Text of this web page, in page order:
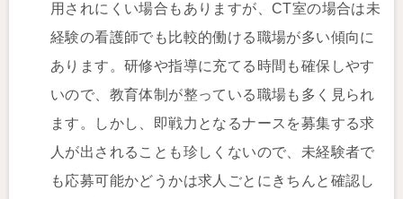
用されにくい場合もありますが、CT室の場合は未
経験の看護師でも比較的働ける職場が多い傾向に
あります。研修や指導に充てる時間も確保しやす
いので、教育体制が整っている職場も多く見られ
ます。しかし、即戦力となるナースを募集する求
人が出されることも珍しくないので、未経験者で
も応募可能かどうかは求人ごとにきちんと確認し